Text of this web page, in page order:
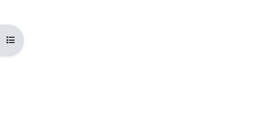
Abrir índice del curso